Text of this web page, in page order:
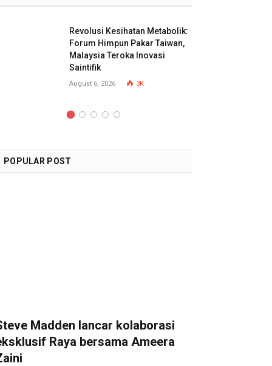
Revolusi Kesihatan Metabolik:
Forum Himpun Pakar Taiwan,
Malaysia Teroka Inovasi
Saintifik
August 6, 2026 3K
POPULAR POST
Madden lancar kolaborasi
Raya bersama Ameera